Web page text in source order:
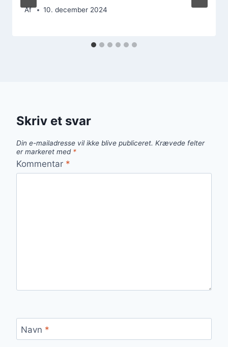
Af 10. december 2024
Skriv et svar
Din e-mailadresse vil ikke blive publiceret. Krævede felter
er markeret med *
Kommentar *
Navn *